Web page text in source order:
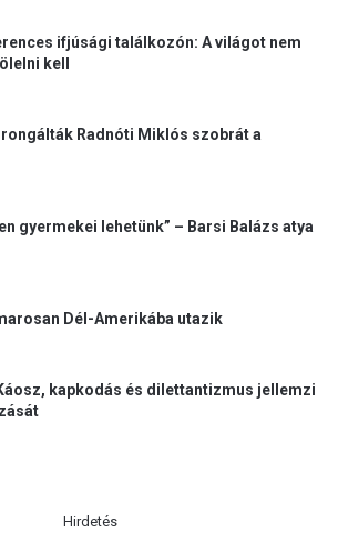
ifjúsági találkozón: A világot nem
kell
Radnóti Miklós szobrát a
gyermekei lehetünk” – Barsi Balázs atya
Dél-Amerikába utazik
kapkodás és dilettantizmus jellemzi
Hirdetés